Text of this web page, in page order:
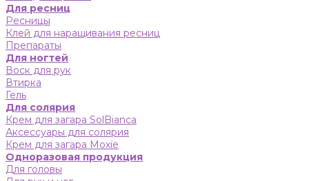
Для ресниц
Ресницы
Клей для наращивания ресниц
Препараты
Для ногтей
Воск для рук
Втирка
Гель
Для солярия
Крем для загара SolBianca
Аксессуары для солярия
Крем для загара Moxie
Одноразовая продукция
Для головы